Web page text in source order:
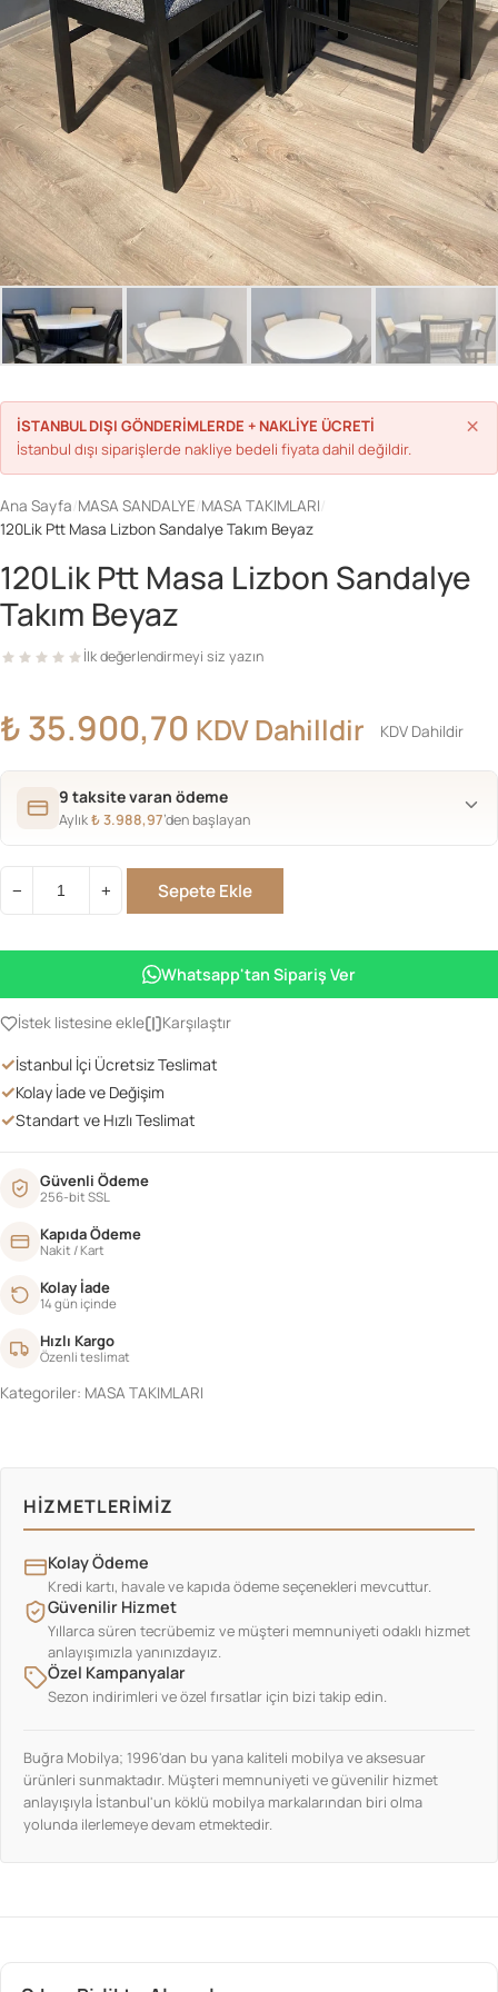
Parolanızı mı unuttunuz?
Hesap Oluştur
İSTANBUL DIŞI GÖNDERİMLERDE + NAKLİYE ÜCRETİ
İstanbul dışı siparişlerde nakliye bedeli fiyata dahil değildir.
×
Ana Sayfa MASA SANDALYE MASA TAKIMLARI
120Lik Ptt Masa Lizbon Sandalye Takım Beyaz
120Lik Ptt Masa Lizbon Sandalye
Takım Beyaz
İlk değerlendirmeyi siz yazın
₺35.900,70 KDV Dahilldir KDV Dahildir
9 taksite varan ödeme
Aylık₺3.988,97’den başlayan
−
Masa
Sandalye
Beyaz
adet
+ Sepete Ekle
Whatsapp'tan Sipariş Ver
İstek listesine ekle Karşılaştır
✓İstanbul İçi Ücretsiz Teslimat
✓Kolay İade ve Değişim
✓Standart ve Hızlı Teslimat
Güvenli Ödeme
256-bit SSL
Kapıda Ödeme
Nakit / Kart
Kolay İade
14 gün içinde
Hızlı Kargo
Özenli teslimat
Kategoriler: MASA TAKIMLARI
HIZMETLERIMIZ
Kolay Ödeme
Kredi kartı, havale ve kapıda ödeme seçenekleri mevcuttur.
Güvenilir Hizmet
Yıllarca süren tecrübemiz ve müşteri memnuniyeti odaklı hizmet
anlayışımızla yanınızdayız.
Özel Kampanyalar
Sezon indirimleri ve özel fırsatlar için bizi takip edin.
Buğra Mobilya; 1996'dan bu yana kaliteli mobilya ve aksesuar
ürünleri sunmaktadır. Müşteri memnuniyeti ve güvenilir hizmet
anlayışıyla İstanbul'un köklü mobilya markalarından biri olma
yolunda ilerlemeye devam etmektedir.